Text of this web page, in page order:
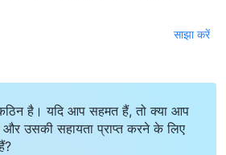
साझा करें
है। यदि आप सहमत हैं, तो क्या आप
और उसकी सहायता प्राप्त करने के लिए